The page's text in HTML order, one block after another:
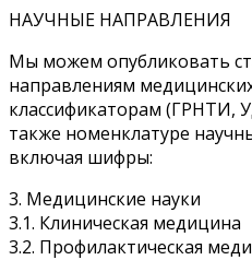
НАУЧНЫЕ НАПРАВЛЕНИЯ
Мы можем опубликовать
направлениям
классификаторам (ГРНТИ,
также номенклатуре
включая шифры:
3. Медицинские науки
3.1. Клиническая медицина
3.2. Профилактическая